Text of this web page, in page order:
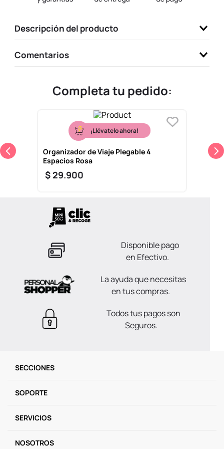
Descripción del producto
Comentarios
Completa tu pedido:
¡Llévatelo ahora!
Organizador de Viaje Plegable 4
Espacios Rosa
$ 29.900
Disponible pago
en Efectivo.
La ayuda que necesitas
en tus compras.
Todos tus pagos son
Seguros.
SECCIONES
SOPORTE
SERVICIOS
NOSOTROS
10. llaveros